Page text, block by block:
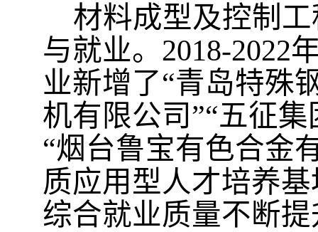
材料成型及控制
与就业。 2018-2022
业新增了“青岛特殊
机有限公司”“五征集
“烟台鲁宝有色合金
质应用型人才培养基
综合就业质量不断